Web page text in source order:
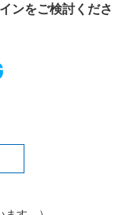
ンをご検討くださ